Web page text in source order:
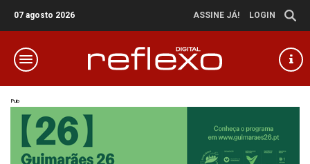
07 agosto 2026 ASSINE JÁ! LOGIN
Pub